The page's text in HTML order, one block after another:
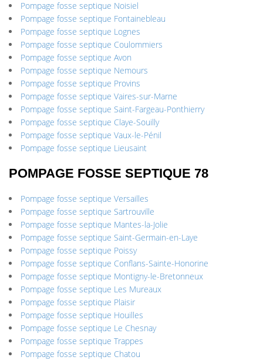
Pompage fosse septique Noisiel
Pompage fosse septique Fontainebleau
Pompage fosse septique Lognes
Pompage fosse septique Coulommiers
Pompage fosse septique Avon
Pompage fosse septique Nemours
Pompage fosse septique Provins
Pompage fosse septique Vaires-sur-Marne
Pompage fosse septique Saint-Fargeau-Ponthierry
Pompage fosse septique Claye-Souilly
Pompage fosse septique Vaux-le-Pénil
Pompage fosse septique Lieusaint
POMPAGE FOSSE SEPTIQUE 78
Pompage fosse septique Versailles
Pompage fosse septique Sartrouville
Pompage fosse septique Mantes-la-Jolie
Pompage fosse septique Saint-Germain-en-Laye
Pompage fosse septique Poissy
Pompage fosse septique Conflans-Sainte-Honorine
Pompage fosse septique Montigny-le-Bretonneux
Pompage fosse septique Les Mureaux
Pompage fosse septique Plaisir
Pompage fosse septique Houilles
Pompage fosse septique Le Chesnay
Pompage fosse septique Trappes
Pompage fosse septique Chatou